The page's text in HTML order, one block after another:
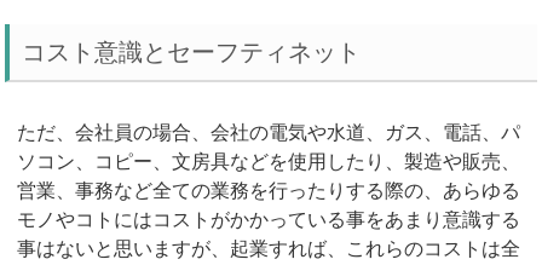
コスト意識とセーフティネット
ただ、会社員の場合、会社の電気や水道、ガス、電話、パ
ソコン、コピー、文房具などを使用したり、製造や販売、
営業、事務など全ての業務を行ったりする際の、あらゆる
モノやコトにはコストがかかっている事をあまり意識する
事はないと思いますが、起業すれば、これらのコストは全